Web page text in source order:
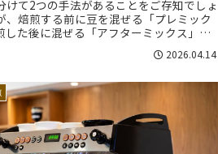
けて2つの手法があることをご存知でしょ
、焙煎する前に豆を混ぜる「プレミック
した後に混ぜる「アフターミックス」で
方法を選ぶかによって、仕上がりの味...
2026.04.14